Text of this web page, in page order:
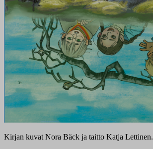
Kirjan kuvat Nora Bäck ja taitto Katja Lettinen.